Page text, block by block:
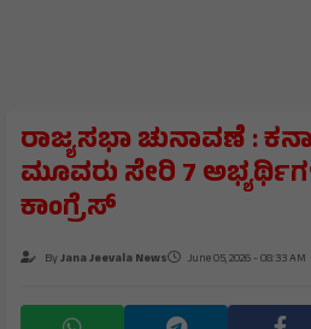
ರಾಜ್ಯಸಭಾ ಚುನಾವಣೆ :
ಮೂವರು ಸೇರಿ 7
ಕಾಂಗ್ರೆಸ್
ByJana Jeevala News June 05, 2026 - 08:33 AM